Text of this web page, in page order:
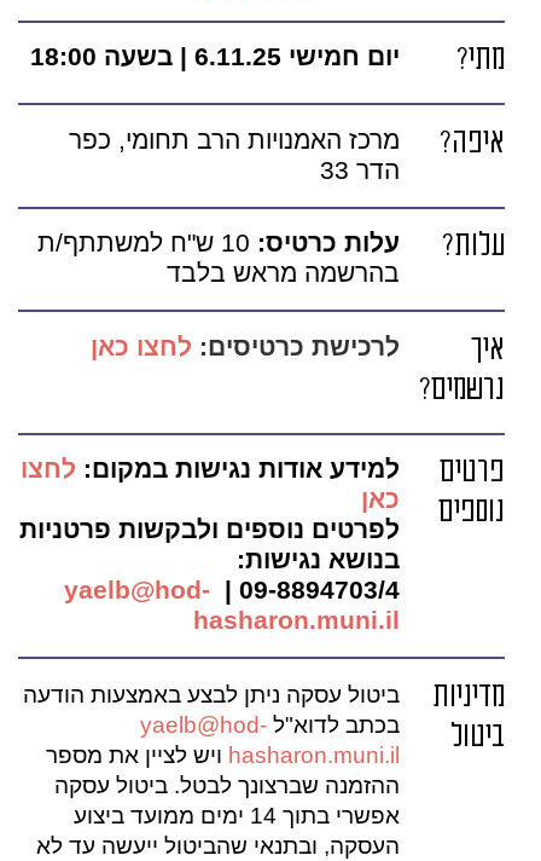
מתי? יום חמישי 6.11.25 | בשעה 18:00
איפה?
מרכז האמנויות הרב תחומי, כפר
הדר 33
עלות? עלות כרטיס:
10 ש"ח למשתתף/ת
בהרשמה מראש בלבד
איך
נרשמים?
לרכישת כרטיסים: לחצו כאן
פרטים
נוספים
למידע אודות נגישות במקום: לחצו
כאן
לפרטים נוספים ולבקשות פרטניות
בנושא נגישות:
09-8894703/4 |
yaelb@hod-
hasharon.muni.il
מדיניות
ביטול
ביטול עסקה ניתן לבצע באמצעות הודעה
בכתב לדוא"לyaelb@hod-
hasharon.muni.il ויש לציין את מספר
ההזמנה שברצונך לבטל. ביטול עסקה
אפשרי בתוך 14 ימים ממועד ביצוע
העסקה, ובתנאי שהביטול ייעשה עד לא